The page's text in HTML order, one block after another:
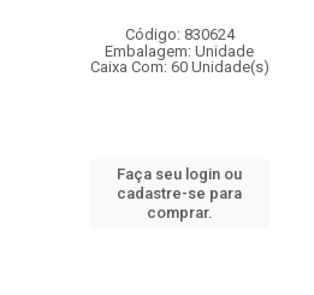
Código: 830624
Embalagem: Unidade
Caixa Com: 60 Unidade(s)
Faça seu login ou
cadastre-se para
comprar.